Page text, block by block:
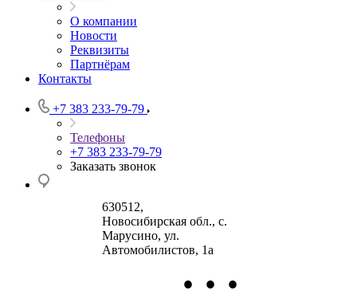
О компании
Новости
Реквизиты
Партнёрам
Контакты
+7 383 233-79-79
Телефоны
+7 383 233-79-79
Заказать звонок
630512,
Новосибирская обл., с.
Марусино, ул.
Автомобилистов, 1а
Маршала Прошлякова,
• • •